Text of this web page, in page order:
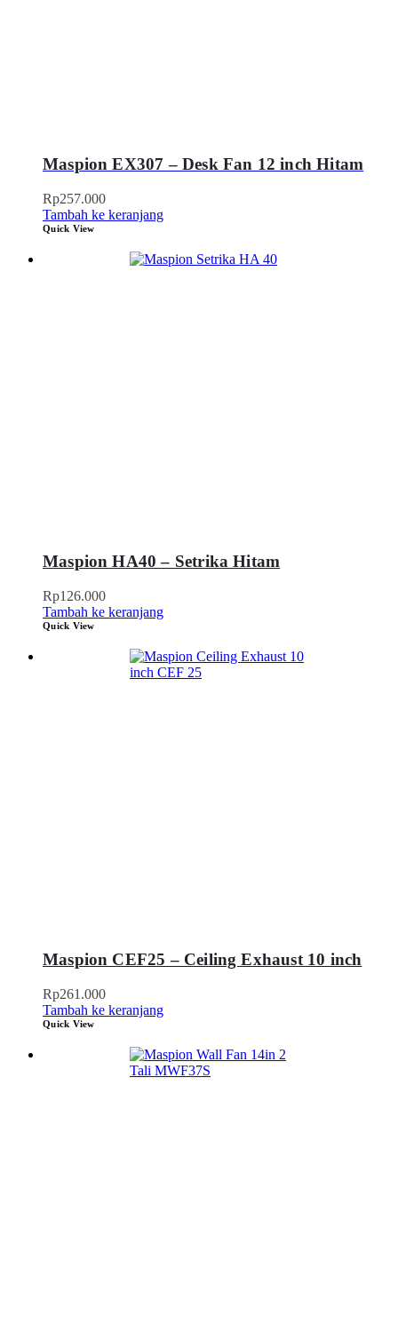
Maspion EX307 – Desk Fan 12 inch Hitam
Rp257.000
Tambah ke keranjang
Quick View
Maspion HA40 – Setrika Hitam
Rp126.000
Tambah ke keranjang
Quick View
Maspion CEF25 – Ceiling Exhaust 10 inch
Rp261.000
Tambah ke keranjang
Quick View